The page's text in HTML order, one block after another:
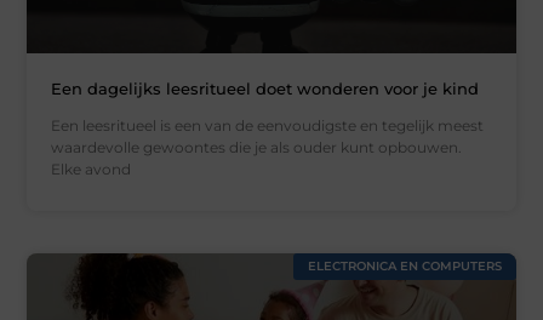
Een dagelijks leesritueel doet wonderen voor je kind
Een leesritueel is een van de eenvoudigste en tegelijk meest
waardevolle gewoontes die je als ouder kunt opbouwen.
Elke avond
ELECTRONICA EN COMPUTERS